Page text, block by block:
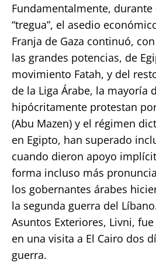
Fundamentalmente,
“tregua”, el asedio
Franja de Gaza continuó,
las grandes potencias, de
movimiento Fatah, y del
de la Liga Árabe, la mayoría
hipócritamente protestan
(Abu Mazen) y el régimen
en Egipto, han superado
cuando dieron apoyo
forma incluso más
los gobernantes árabes
la segunda guerra del
Asuntos Exteriores, Livni,
en una visita a El Cairo dos
guerra.